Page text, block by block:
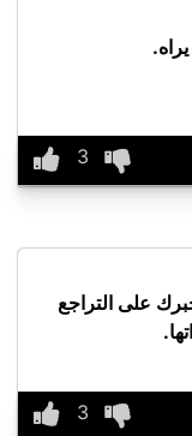
على التراجع